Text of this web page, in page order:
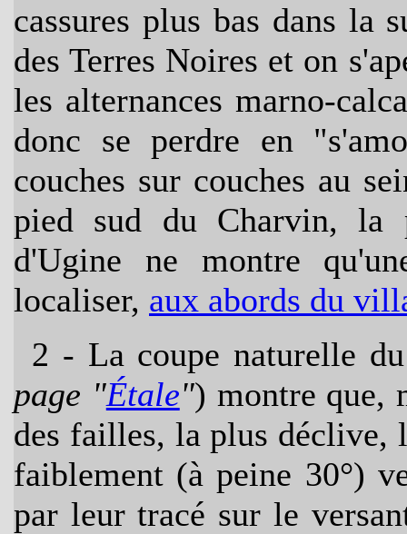
cassures plus bas dans la
des Terres Noires et on
les alternances marno-
donc se perdre en
couches sur couches au
pied sud du Charvin, la
d'Ugine ne montre
localiser, aux abords du
2 - La coupe naturelle
page "Étale") montre que,
des failles, la plus déclive,
faiblement (à peine 30°)
par leur tracé sur le